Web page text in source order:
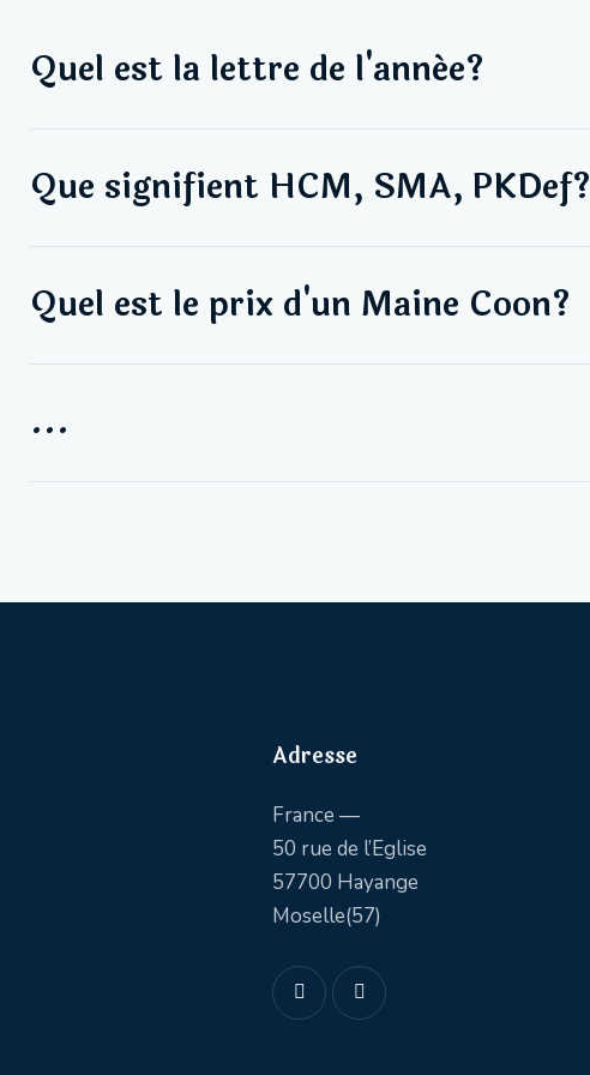
Quel est la lettre de l'année?
Que signifient HCM, SMA, PKDef?
Quel est le prix d'un Maine Coon?
...
Adresse
France —
50 rue de l’Eglise
57700 Hayange
Moselle(57)